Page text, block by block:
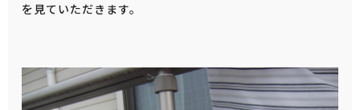
を見ていただきます。